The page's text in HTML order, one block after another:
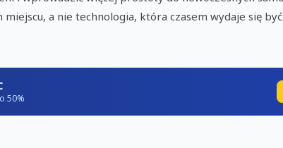
a nie technologia, która czasem wydaje się
50%